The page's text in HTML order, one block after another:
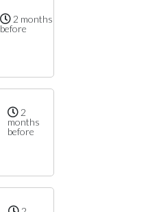
2 months
before
2
months
before